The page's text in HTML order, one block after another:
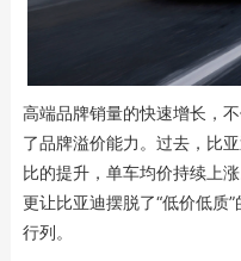
高端品牌销量的快速增长，
了品牌溢价能力。过去，比
比的提升，单车均价持续上
更让比亚迪摆脱了“低价低质
行列。